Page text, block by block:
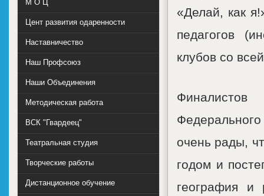
«Делай, как
педагогов
клубов со
очень рады,
годом и
география и
М О Ц
Цент развития одаренности
Наставничество
Наш Профсоюз
Наши Объединения
Методическая работа
ВСК "Гвардеец"
Театральная студия
Творческие работы
Дистанционное обучение